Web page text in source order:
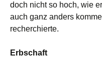
doch nicht so hoch, wie
auch ganz anders
recherchierte.
Erbschaft